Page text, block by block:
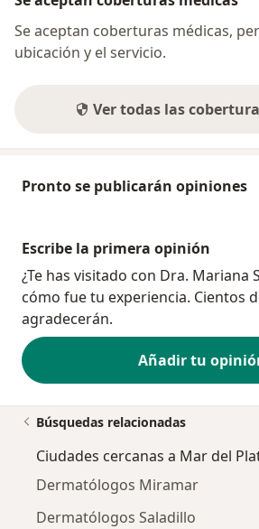
Se aceptan coberturas médicas,
ubicación y el servicio.
Ver todas las
Pronto se publicarán opiniones
Escribe la primera opinión
¿Te has visitado con Dra. Mariana
cómo fue tu experiencia. Cientos
agradecerán.
Añadir tu
Búsquedas relacionadas
Ciudades cercanas a Mar del
Dermatólogos Miramar
Dermatólogos Saladillo